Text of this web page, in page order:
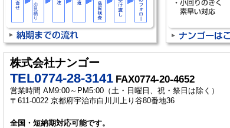
株式会社ナンゴー
TEL0774-28-3141 FAX0774-20-4652
営業時間 AM9:00～PM5:00（土・日曜日、祝・祭日は除く）
〒611-0022 京都府宇治市白川川上り谷80番地36
全国・短納期対応可能です。